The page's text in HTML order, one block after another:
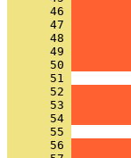
      46
      47
      48
      49
      50
      51
      52
      53
      54
      55
      56